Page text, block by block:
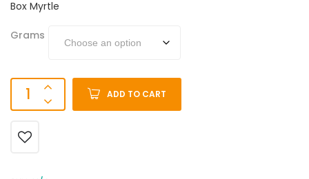
Box Myrtle
Grams
ADD TO CART